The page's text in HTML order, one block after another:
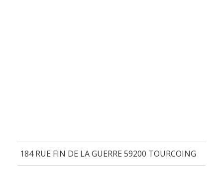
184 RUE FIN DE LA GUERRE 59200 TOURCOING